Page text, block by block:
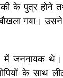
के पुत्र होने
गया।
जननायक थे।
के साथ